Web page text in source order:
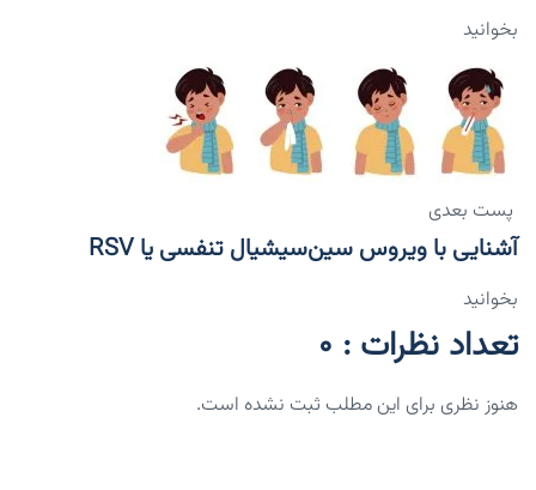
بخوانید
پست بعدی
آشنایی با ویروس سین‌سیشیال تنفسی یا RSV
بخوانید
تعداد نظرات : 0
هنوز نظری برای این مطلب ثبت نشده است.